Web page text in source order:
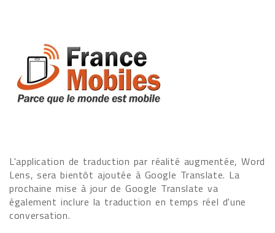
L'application de traduction par réalité augmentée, Word
Lens, sera bientôt ajoutée à Google Translate. La
prochaine mise à jour de Google Translate va
également inclure la traduction en temps réel d'une
conversation.